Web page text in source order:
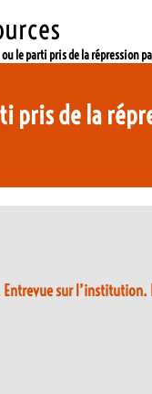
le parti pris de la répression
pris de la
Entrevue sur